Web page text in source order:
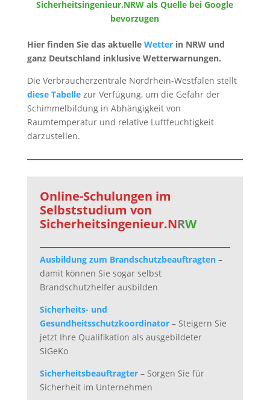
Sicherheitsingenieur.NRW als Quelle bei Google
bevorzugen
Hier finden Sie das aktuelle Wetter in NRW und
ganz Deutschland inklusive Wetterwarnungen.
Die Verbraucherzentrale Nordrhein-Westfalen stellt
diese Tabellezur Verfügung, um die Gefahr der
Schimmelbildung in Abhängigkeit von
Raumtemperatur und relative Luftfeuchtigkeit
darzustellen.
Online-Schulungen im
Selbststudium von
Sicherheitsingenieur.NRW
Ausbildung zum Brandschutzbeauftragten–
damit können Sie sogar selbst
Brandschutzhelfer ausbilden
Sicherheits- und
Gesundheitsschutzkoordinator– Steigern Sie
jetzt Ihre Qualifikation als ausgebildeter
SiGeKo
Sicherheitsbeauftragter – Sorgen Sie für
Sicherheit im Unternehmen